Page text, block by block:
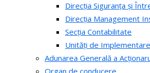
Direcția Siguranța și
Direcția Management
Secția Contabilitate
Unități de Implementare
Adunarea Generală a
Organ de conducere